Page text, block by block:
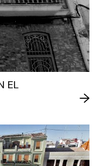
EL